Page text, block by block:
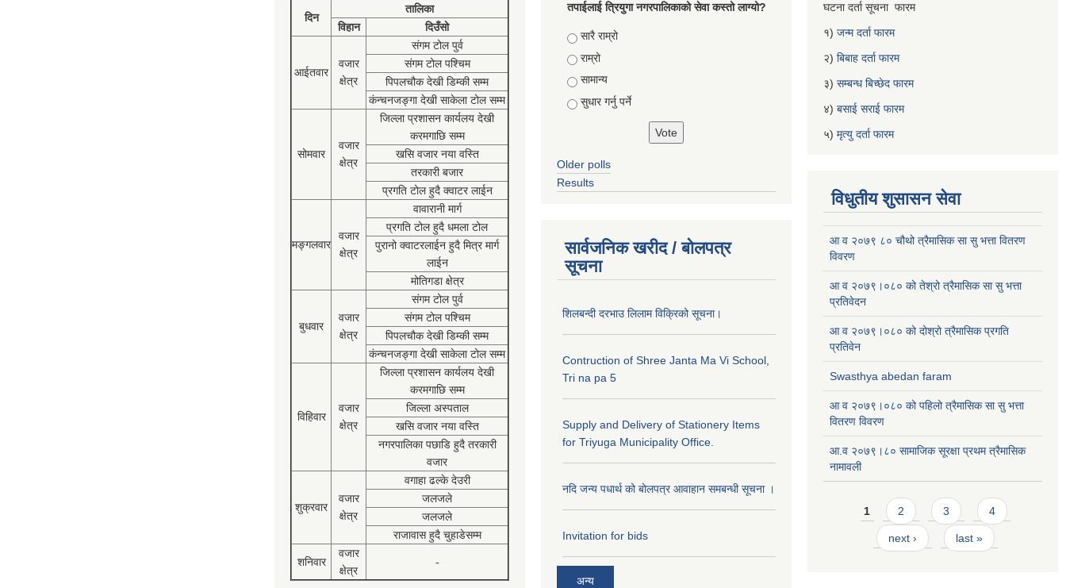
दिन
तालिका
विहान
दिउँसो
आईतवार
वजार
क्षेत्र
संगम टोल पुर्व
संगम टोल पश्चिम
पिपलचौक देखी डिम्की सम्म
कंन्चनजङ्गा देखी साकेला टोल सम्म
सोमवार
वजार
क्षेत्र
जिल्ला प्रशासन कार्यलय देखी
करमगाछि सम्म
खसि वजार नया वस्ति
तरकारी बजार
प्रगति टोल हुदै क्वाटर लाईन
मङ्गलवार
वजार
क्षेत्र
वावारानी मार्ग
प्रगति टोल हुदै धमला टोल
पुरानो क्वाटरलाईन हुदै मित्र मार्ग
लाईन
मोतिगडा क्षेत्र
बुधवार
वजार
क्षेत्र
संगम टोल पुर्व
संगम टोल पश्चिम
पिपलचौक देखी डिम्की सम्म
कंन्चनजङ्गा देखी साकेला टोल सम्म
विहिवार
वजार
क्षेत्र
जिल्ला प्रशासन कार्यलय देखी
करमगाछि सम्म
जिल्ला अस्पताल
खसि वजार नया वस्ति
नगरपालिका पछाडि हुदै तरकारी
वजार
शुक्रवार
वजार
क्षेत्र
वगाहा ढल्के देउरी
जलजले
जलजले
राजावास हुदै चुहाडेसम्म
शनिवार
वजार
क्षेत्र
-
तपाईलाई त्रियुगा नगरपालिकाको सेवा कस्तो लाग्यो?
Choices
सारै राम्रो
राम्रो
सामान्य
सुधार गर्नु पर्ने
Older polls
Results
सार्वजनिक खरीद / बोलपत्र
सूचना
शिलबन्दी दरभाउ लिलाम विक्रिको सूचना।
Contruction of Shree Janta Ma Vi School,
Tri na pa 5
Supply and Delivery of Stationery Items
for Triyuga Municipality Office.
नदि जन्य पधार्थ को बोलपत्र आवाहान समबन्धी सूचना ।
Invitation for bids
अन्य
घटना दर्ता सूचना फारम
१) जन्म दर्ता फारम
२) बिबाह दर्ता फारम
३) सम्बन्ध बिच्छेद फारम
४) बसाई सराई फारम
५) मृत्यु दर्ता फारम
विधुतीय शुसासन सेवा
आ व २०७९ ८० चौथो त्रैमासिक सा सु भत्ता वितरण
विवरण
आ व २०७९।०८० को तेश्रो त्रैमासिक सा सु भत्ता
प्रतिवेदन
आ व २०७९।०८० को दोश्रो त्रैमासिक प्रगति
प्रतिवेन
Swasthya abedan faram
आ व २०७९।०८० को पहिलो त्रैमासिक सा सु भत्ता
वितरण विवरण
आ.व २०७९।८० सामाजिक सूरक्षा प्रथम त्रैमासिक
नामावली
Pages
1 2 3 4
next › last »